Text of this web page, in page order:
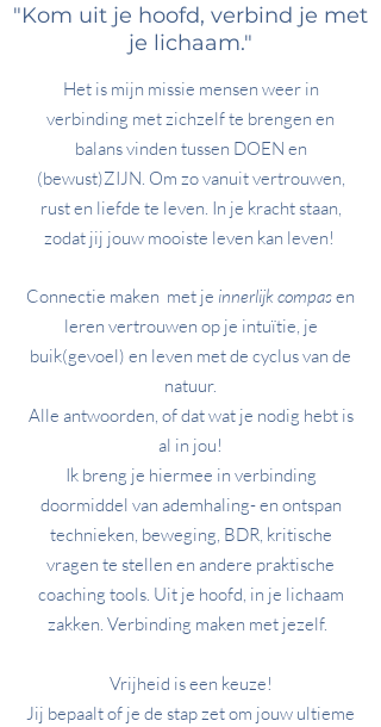
"Kom uit je hoofd, verbind je met
je lichaam."
Het is mijn missie mensen weer in
verbinding met zichzelf te brengen en
balans vinden tussen DOEN en
(bewust)ZIJN. Om zo vanuit vertrouwen,
rust en liefde te leven. In je kracht staan,
zodat jij jouw mooiste leven kan leven!
Connectie maken met je innerlijk compasen
leren vertrouwen op je intuïtie, je
buik(gevoel) en leven met de cyclus van de
natuur.
Alle antwoorden, of dat wat je nodig hebt is
al in jou!
Ik breng je hiermee in verbinding
doormiddel van ademhaling- en ontspan
technieken, beweging, BDR, kritische
vragen te stellen en andere praktische
coaching tools. Uit je hoofd, in je lichaam
zakken. Verbinding maken met jezelf.
Vrijheid is een keuze!
Jij bepaalt of je de stap zet om jouw ultieme